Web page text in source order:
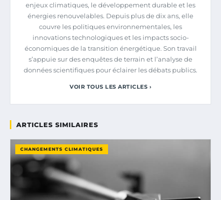
enjeux climatiques, le développement durable et les
énergies renouvelables. Depuis plus de dix ans, elle
couvre les politiques environnementales, les
innovations technologiques et les impacts socio-
économiques de la transition énergétique. Son travail
s’appuie sur des enquêtes de terrain et l’analyse de
données scientifiques pour éclairer les débats publics.
VOIR TOUS LES ARTICLES ›
ARTICLES SIMILAIRES
CHANGEMENTS CLIMATIQUES